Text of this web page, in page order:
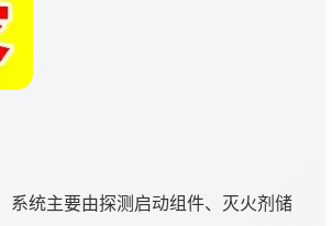
系统主要由探测启动组件、灭火剂储